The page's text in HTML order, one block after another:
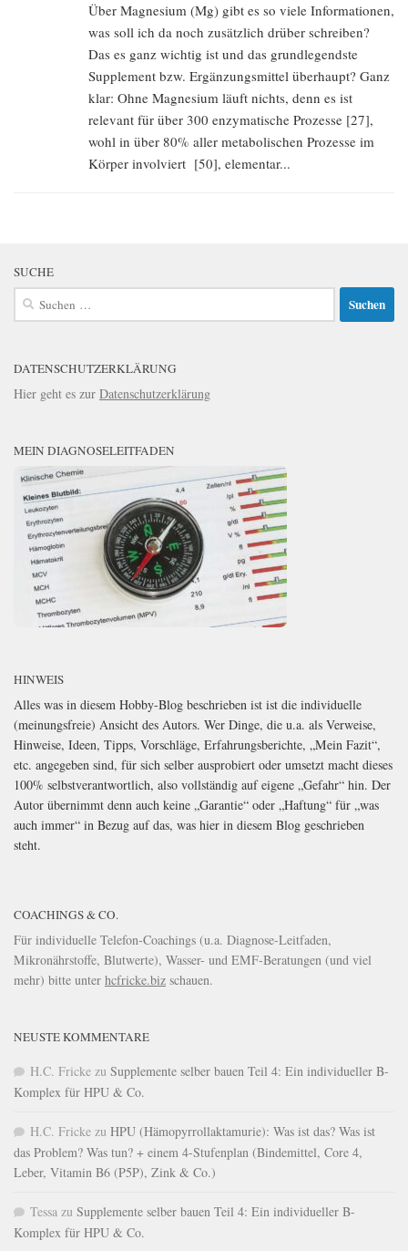
Über Magnesium (Mg) gibt es so viele Informationen,
was soll ich da noch zusätzlich drüber schreiben?
Das es ganz wichtig ist und das grundlegendste
Supplement bzw. Ergänzungsmittel überhaupt? Ganz
klar: Ohne Magnesium läuft nichts, denn es ist
relevant für über 300 enzymatische Prozesse [27],
wohl in über 80% aller metabolischen Prozesse im
Körper involviert [50], elementar...
SUCHE
Suchen
nach:
DATENSCHUTZERKLÄRUNG
Hier geht es zur Datenschutzerklärung
MEIN DIAGNOSELEITFADEN
HINWEIS
Alles was in diesem Hobby-Blog beschrieben ist ist die individuelle
(meinungsfreie) Ansicht des Autors. Wer Dinge, die u.a. als Verweise,
Hinweise, Ideen, Tipps, Vorschläge, Erfahrungsberichte, „Mein Fazit“,
etc. angegeben sind, für sich selber ausprobiert oder umsetzt macht dieses
100% selbstverantwortlich, also vollständig auf eigene „Gefahr“ hin. Der
Autor übernimmt denn auch keine „Garantie“ oder „Haftung“ für „was
auch immer“ in Bezug auf das, was hier in diesem Blog geschrieben
steht.
COACHINGS & CO.
Für individuelle Telefon-Coachings (u.a. Diagnose-Leitfaden,
Mikronährstoffe, Blutwerte), Wasser- und EMF-Beratungen (und viel
mehr) bitte unter hcfricke.biz schauen.
NEUSTE KOMMENTARE
H.C. Fricke zu Supplemente selber bauen Teil 4: Ein individueller B-
Komplex für HPU & Co.
H.C. Fricke zu HPU (Hämopyrrollaktamurie): Was ist das? Was ist
das Problem? Was tun? + einem 4-Stufenplan (Bindemittel, Core 4,
Leber, Vitamin B6 (P5P), Zink & Co.)
Tessa zu Supplemente selber bauen Teil 4: Ein individueller B-
Komplex für HPU & Co.